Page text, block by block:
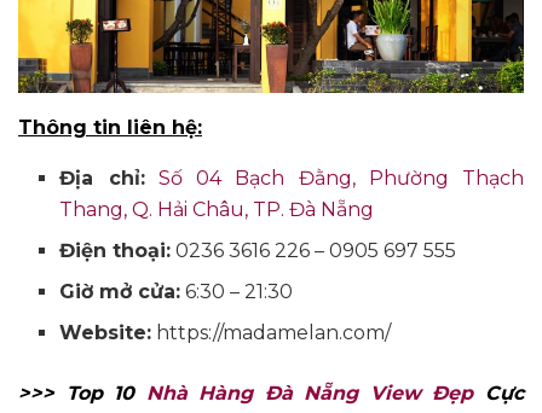
Thông tin liên hệ:
Địa chỉ:Số 04 Bạch Đằng, Phường Thạch
Thang, Q. Hải Châu, TP. Đà Nẵng
Điện thoại: 0236 3616 226 – 0905 697 555
Giờ mở cửa: 6:30 – 21:30
Website: https://madamelan.com/
>>> Top 10 Nhà Hàng Đà Nẵng View ĐẹpCực